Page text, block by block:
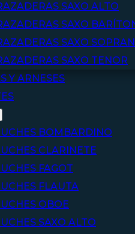
SAXO ALTO
SAXO
SAXO
SAXO TENOR
Y ARNESES
BOMBARDINO
CLARINETE
FAGOT
FLAUTA
OBOE
SAXO ALTO